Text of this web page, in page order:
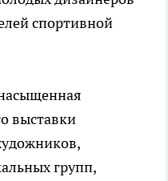
спортивной
выставки
групп,